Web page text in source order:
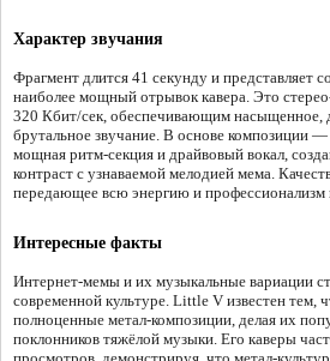
Характер звучания
Фрагмент длится 41 секунду и представляет
наиболее мощный отрывок кавера. Это
320 Кбит/сек, обеспечивающим насыщенное,
брутальное звучание. В основе композиции
мощная ритм-секция и драйвовый вокал,
контраст с узнаваемой мелодией мема.
передающее всю энергию и профессионализм
Интересные факты
Интернет-мемы и их музыкальные вариации
современной культуре. Little V известен тем,
полноценные метал-композиции, делая их
поклонников тяжёлой музыки. Его каверы